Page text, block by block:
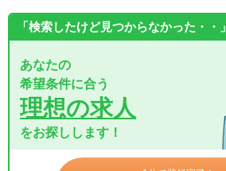
「検索したけど見つからなかった・・」
あなたの
希望条件に合う
理想の求人
をお探しします！